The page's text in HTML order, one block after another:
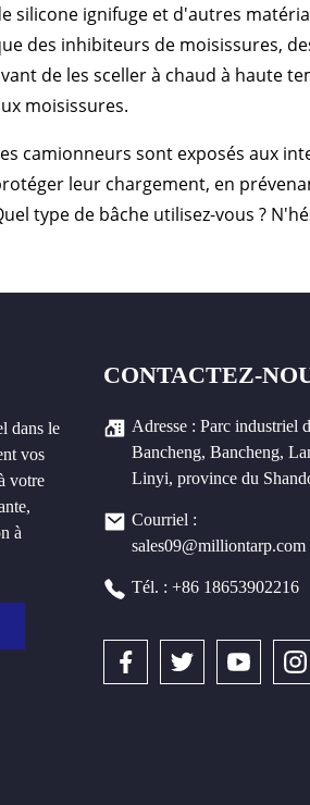
silicone ignifuge et d'autres
des inhibiteurs de moisissures,
de les sceller à chaud à haute
moisissures.
camionneurs sont exposés aux
leur chargement, en
type de bâche utilisez-vous ?
dans le
vos
votre
à
CONTACTEZ-
Adresse : Parc industriel
Bancheng, Bancheng,
Linyi, province du
Courriel :
sales09@milliontarp.com
Tél. : +86 18653902216